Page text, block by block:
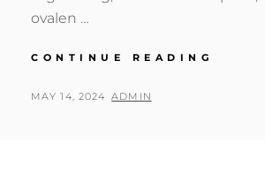
ovalen …
CONTINUE READING
POSTED
MAY 14, 2024 BY
ADMIN